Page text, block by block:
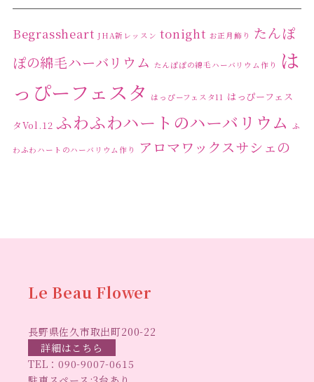
Begrassheart JHA新レッスン tonight お正月飾り たんぽ
ぽの綿毛ハーバリウム たんぽぽの綿毛ハーバリウム作り
は
っぴーフェスタ
はっぴーフェスタ11 はっぴーフェス
タVol.12 ふわふわハートのハーバリウム ふ
わふわハートのハーバリウム作り
アロマワックスサシェの
リウムレッスン
スハート ベッドサイドライト
リジナルデザイン 仏花ハーバリウム
Le Beau Flower
長野県佐久市取出町200-22
詳細はこちら
TEL：090-9007-0615